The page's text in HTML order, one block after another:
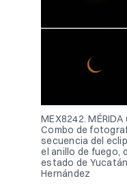
MEX8242.
Combo de
secuencia del
el anillo de
estado de
Hernández